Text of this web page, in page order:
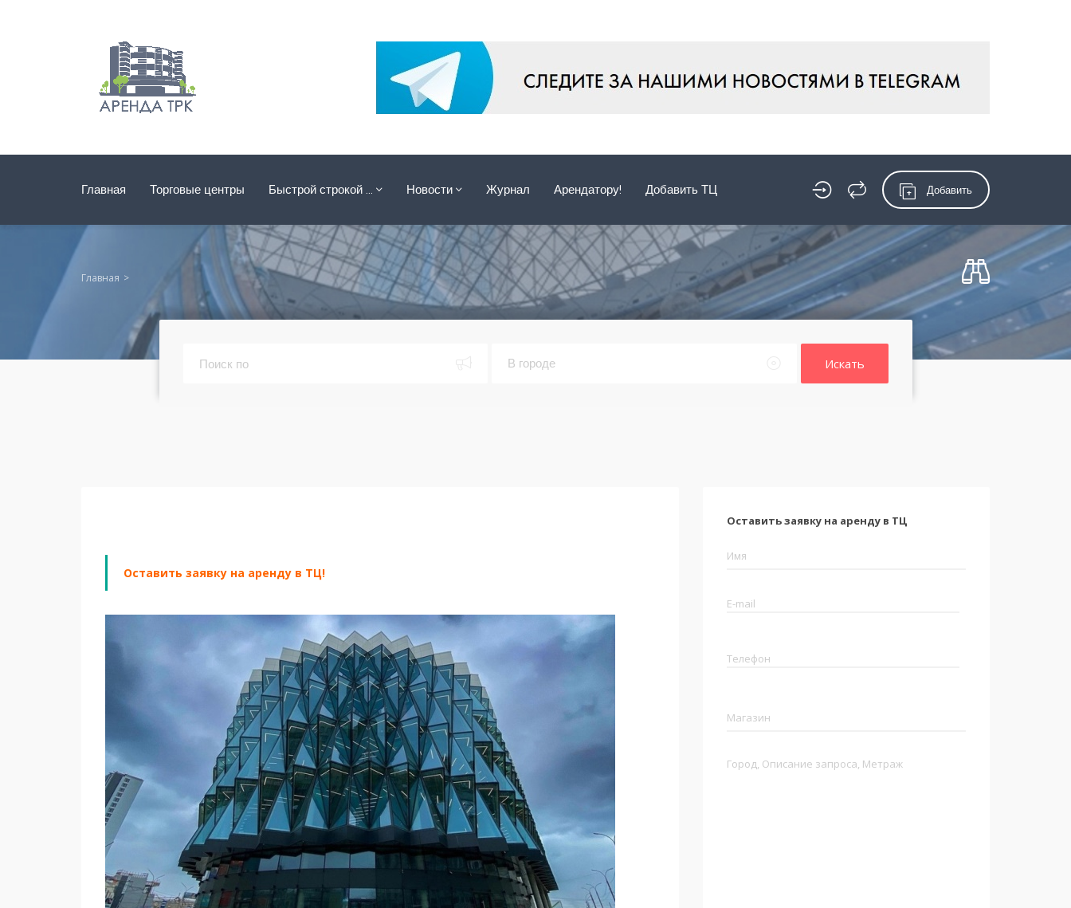
Главная Торговые центры Быстрой строкой … Новости Журнал Арендатору! Добавить ТЦ Добавить
Главная
Искать
Оставить заявку на аренду в ТЦ!
Оставить заявку на аренду в ТЦ